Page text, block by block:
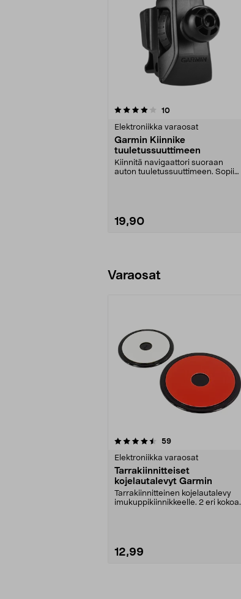
10arvostelut
Elektroniikka varaosat
Garmin Kiinnike
tuuletussuuttimeen
Kiinnitä navigaattori suoraan
auton tuuletussuuttimeen. Sopii
19,90
Varaosat
59arvostelut
Elektroniikka varaosat
Tarrakiinnitteiset
kojelautalevyt Garmin
Tarrakiinnitteinen kojelautalevy
imukuppikiinnikkeelle. 2 eri kokoa,
12,99
4.5viidestä